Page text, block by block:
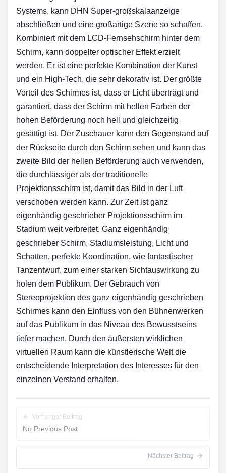
Systems, kann DHN Super-großskalaanzeige
abschließen und eine großartige Szene so schaffen.
Kombiniert mit dem LCD-Fernsehschirm hinter dem
Schirm, kann doppelter optischer Effekt erzielt
werden. Er ist eine perfekte Kombination der Kunst
und ein High-Tech, die sehr dekorativ ist. Der größte
Vorteil des Schirmes ist, dass er Licht überträgt und
garantiert, dass der Schirm mit hellen Farben der
hohen Beförderung noch hell und gleichzeitig
gesättigt ist. Der Zuschauer kann den Gegenstand auf
der Rückseite durch den Schirm sehen und kann das
zweite Bild der hellen Beförderung auch verwenden,
die durchlässiger als der traditionelle
Projektionsschirm ist, damit das Bild in der Luft
verschoben werden kann. Zur Zeit ist ganz
eigenhändig geschrieber Projektionsschirm im
Stadium weit verbreitet. Ganz eigenhändig
geschrieber Schirm, Stadiumsleistung, Licht und
Schatten, perfekte Koordination, wie fantastischer
Tanzentwurf, zum einer starken Sichtauswirkung zu
holen dem Publikum. Der Gebrauch von
Stereoprojektion des ganz eigenhändig geschrieben
Schirmes kann den Einfluss von den Bühnenwerken
auf das Publikum in das Niveau des Bewusstseins
tiefer machen. Durch den äußersten wirklichen
virtuellen Raum kann die künstlerische Welt die
entscheidende Interpretation des Interesses für den
einzelnen Verstand erhalten.
Vorheriger Beitrag
No Previous Post
Nächster Beitrag